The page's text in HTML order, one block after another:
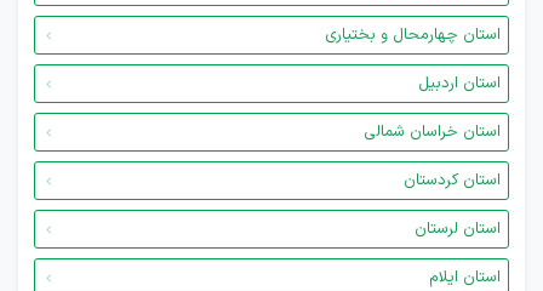
استان چهارمحال و بختیاری
استان اردبیل
استان خراسان شمالی
استان کردستان
استان لرستان
استان ایلام